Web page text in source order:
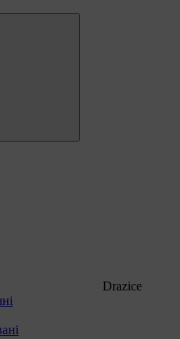
Drazice